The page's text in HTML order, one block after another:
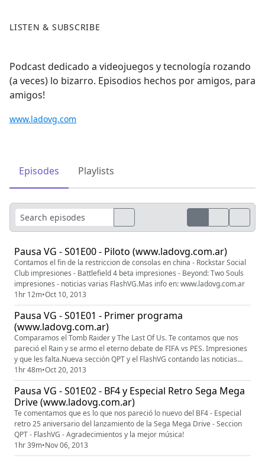
LISTEN & SUBSCRIBE
Podcast dedicado a videojuegos y tecnología rozando
(a veces) lo bizarro. Episodios hechos por amigos, para
amigos!
www.ladovg.com
Episodes Playlists
Pausa VG - S01E00 - Piloto (www.ladovg.com.ar)
Contamos el fin de la restriccion de consolas en china - Rockstar Social
Club impresiones - Battlefield 4 beta impresiones - Beyond: Two Souls
impresiones - noticias varias FlashVG.Mas info en: www.ladovg.com.ar
1hr 12m•Oct 10, 2013
Pausa VG - S01E01 - Primer programa
(www.ladovg.com.ar)
Comparamos el Tomb Raider y The Last Of Us. Te contamos que nos
pareció el Rain y se armo el eterno debate de FIFA vs PES. Impresiones
y que les falta.Nueva sección QPT y el FlashVG contando las noticias
que nos parecen importantes de estos 15 dias.
1hr 48m•Oct 20, 2013
Pausa VG - S01E02 - BF4 y Especial Retro Sega Mega
Drive (www.ladovg.com.ar)
Te comentamos que es lo que nos pareció lo nuevo del BF4 - Especial
retro 25 aniversario del lanzamiento de la Sega Mega Drive - Seccion
QPT - FlashVG - Agradecimientos y la mejor música!
1hr 39m•Nov 06, 2013